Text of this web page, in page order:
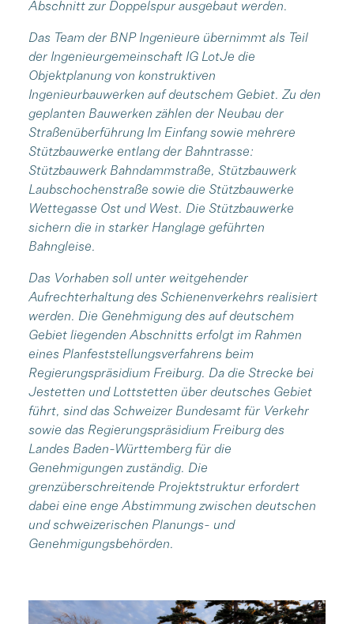
Abschnitt zur Doppelspur ausgebaut werden.
Das Team der BNP Ingenieure übernimmt als Teil
der Ingenieurgemeinschaft IG LotJe die
Objektplanung von konstruktiven
Ingenieurbauwerken auf deutschem Gebiet. Zu den
geplanten Bauwerken zählen der Neubau der
Straßenüberführung Im Einfang sowie mehrere
Stützbauwerke entlang der Bahntrasse:
Stützbauwerk Bahndammstraße, Stützbauwerk
Laubschochenstraße sowie die Stützbauwerke
Wettegasse Ost und West. Die Stützbauwerke
sichern die in starker Hanglage geführten
Bahngleise.
Das Vorhaben soll unter weitgehender
Aufrechterhaltung des Schienenverkehrs realisiert
werden. Die Genehmigung des auf deutschem
Gebiet liegenden Abschnitts erfolgt im Rahmen
eines Planfeststellungsverfahrens beim
Regierungspräsidium Freiburg. Da die Strecke bei
Jestetten und Lottstetten über deutsches Gebiet
führt, sind das Schweizer Bundesamt für Verkehr
sowie das Regierungspräsidium Freiburg des
Landes Baden-Württemberg für die
Genehmigungen zuständig. Die
grenzüberschreitende Projektstruktur erfordert
dabei eine enge Abstimmung zwischen deutschen
und schweizerischen Planungs- und
Genehmigungsbehörden.